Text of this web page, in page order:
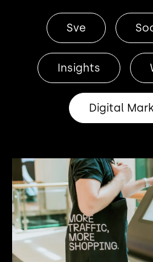
Sve
Insights
Digital